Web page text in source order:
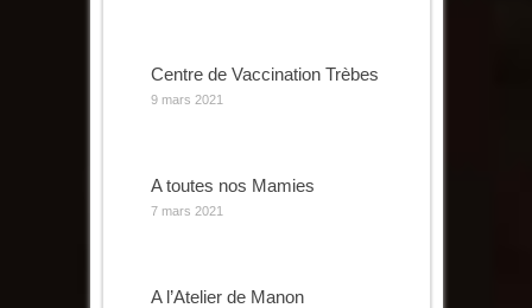
Centre de Vaccination Trèbes
9 mars 2021
A toutes nos Mamies
7 mars 2021
A l’Atelier de Manon